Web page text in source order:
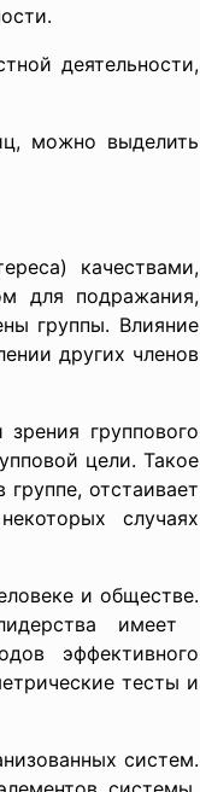
деятельности,
можно выделить
качествами,
для подражания,
группы. Влияние
других членов
группового
цели. Такое
отстаивает
случаях
и обществе.
имеет
эффективного
тесты и
систем.